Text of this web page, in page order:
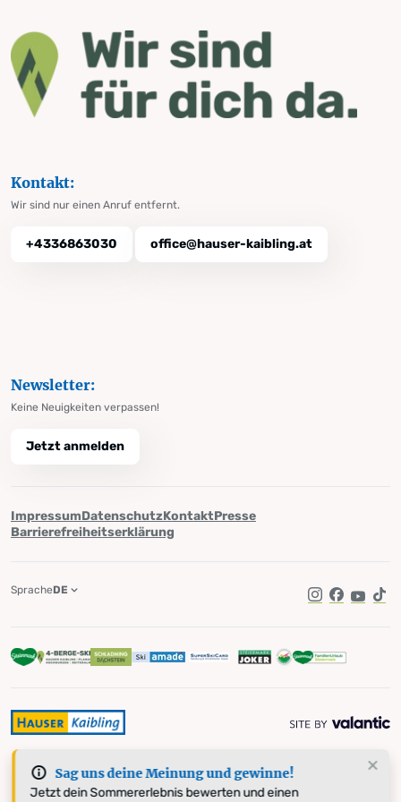
Sag uns deine Meinung und gewinne!
Jetzt dein Sommererlebnis bewerten und einen
Kontakt:
Wir sind nur einen Anruf entfernt.
+4336863030 office@hauser-kaibling.at
Newsletter:
Keine Neuigkeiten verpassen!
Jetzt anmelden
ImpressumDatenschutzKontaktPresse
Barrierefreiheitserklärung
Instagram
Facebook
SpracheDE